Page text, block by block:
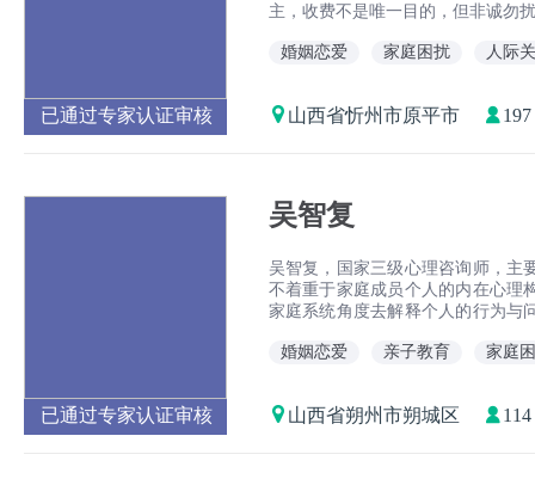
已通过专家认证审核
主，收费不是唯一目的，但非诚勿
婚姻恋爱 家庭困扰 人际
山西省忻州市原平市
已通过专家认证审核
吴智复
吴智复，国家三级心理咨询师，主
不着重于家庭成员个人的内在心理
家庭系统角度去解释个人的行为与
队加个人咨询有1000 小时以上个体
婚姻恋爱 亲子教育 家庭
山西省朔州市朔城区